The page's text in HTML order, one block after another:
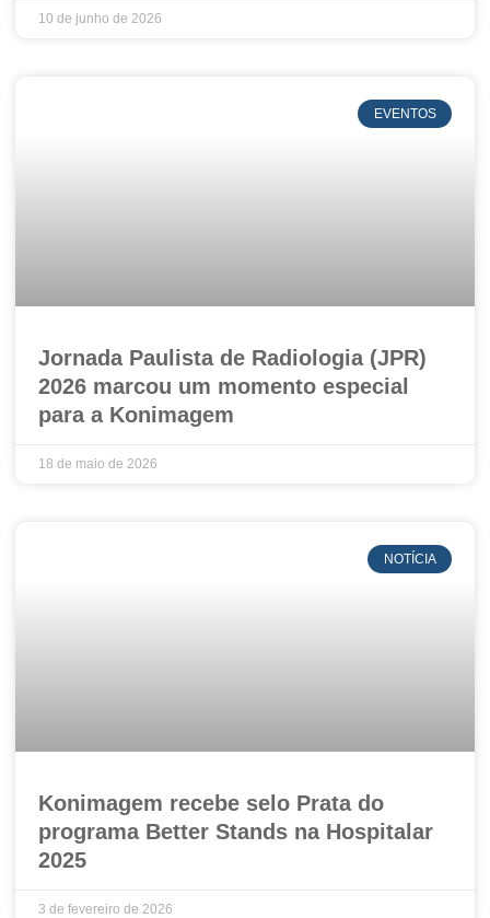
10 de junho de 2026
EVENTOS
Jornada Paulista de Radiologia (JPR)
2026 marcou um momento especial
para a Konimagem
18 de maio de 2026
NOTÍCIA
Konimagem recebe selo Prata do
programa Better Stands na Hospitalar
2025
3 de fevereiro de 2026